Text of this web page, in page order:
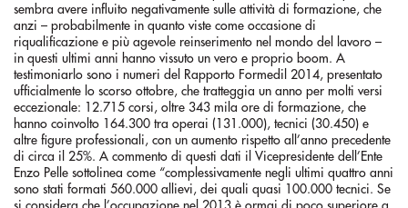
sembra avere influito negativamente sulle attività di formazione, che
anzi – probabilmente in quanto viste come occasione di
riqualificazione e più agevole reinserimento nel mondo del lavoro –
in questi ultimi anni hanno vissuto un vero e proprio boom. A
testimoniarlo sono i numeri del Rapporto Formedil 2014, presentato
ufficialmente lo scorso ottobre, che tratteggia un anno per molti versi
eccezionale: 12.715 corsi, oltre 343 mila ore di formazione, che
hanno coinvolto 164.300 tra operai (131.000), tecnici (30.450) e
altre figure professionali, con un aumento rispetto all’anno precedente
di circa il 25%. A commento di questi dati il Vicepresidente dell’Ente
Enzo Pelle sottolinea come “complessivamente negli ultimi quattro anni
sono stati formati 560.000 allievi, dei quali quasi 100.000 tecnici. Se
si considera che l’occupazione nel 2013 è ormai di poco superiore a